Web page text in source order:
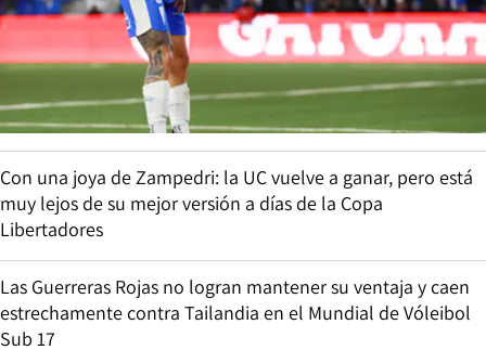
Con una joya de Zampedri: la UC vuelve a ganar, pero está
muy lejos de su mejor versión a días de la Copa
Libertadores
Las Guerreras Rojas no logran mantener su ventaja y caen
estrechamente contra Tailandia en el Mundial de Vóleibol
Sub 17